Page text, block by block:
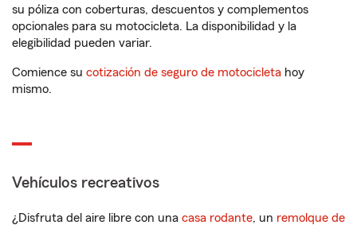
su póliza con coberturas, descuentos y complementos
opcionales para su motocicleta. La disponibilidad y la
elegibilidad pueden variar.
Comience su cotización de seguro de motocicleta hoy
mismo.
Vehículos recreativos
¿Disfruta del aire libre con una casa rodante, un remolque de